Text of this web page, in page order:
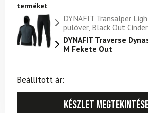
terméket
DYNAFIT Transalper
pulóver, Black Out Cinder
DYNAFIT Traverse
M Fekete Out
Beállított ár:
Készlet